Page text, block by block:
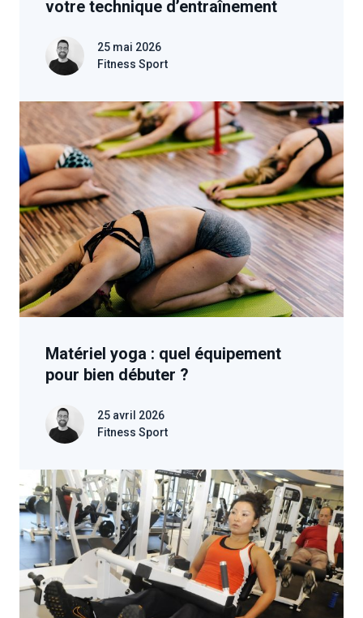
votre technique d’entraînement
25 mai 2026
Fitness Sport
Matériel yoga : quel équipement
pour bien débuter ?
25 avril 2026
Fitness Sport